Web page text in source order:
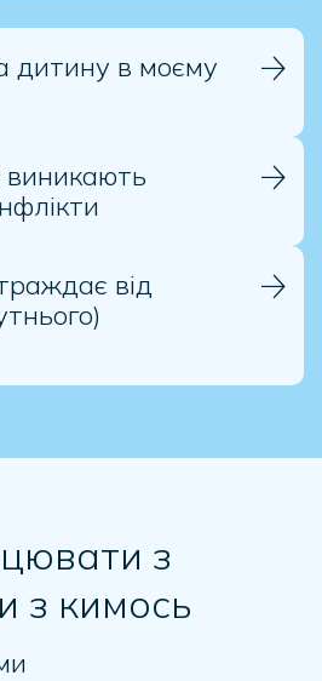
дитину в моєму
виникають
від
з
з кимось